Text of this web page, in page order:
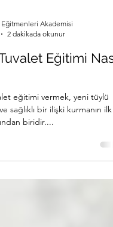
2 dakikada okunur
Eğitimi Nasıl
eğitimi vermek, yeni tüylü
biridir....